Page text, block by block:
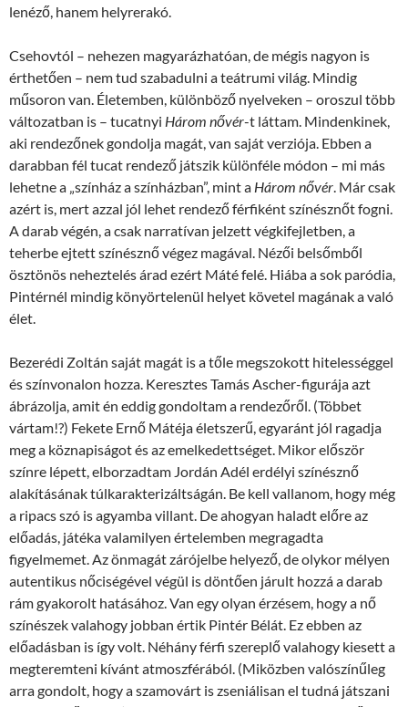
lenéző, hanem helyrerakó.
Csehovtól – nehezen magyarázhatóan, de mégis nagyon is
érthetően – nem tud szabadulni a teátrumi világ. Mindig
műsoron van. Életemben, különböző nyelveken – oroszul több
változatban is – tucatnyi Három nővér-t láttam. Mindenkinek,
aki rendezőnek gondolja magát, van saját verziója. Ebben a
darabban fél tucat rendező játszik különféle módon – mi más
lehetne a „színház a színházban”, mint a Három nővér. Már csak
azért is, mert azzal jól lehet rendező férfiként színésznőt fogni.
A darab végén, a csak narratívan jelzett végkifejletben, a
teherbe ejtett színésznő végez magával. Nézői belsőmből
ösztönös neheztelés árad ezért Máté felé. Hiába a sok paródia,
Pintérnél mindig könyörtelenül helyet követel magának a való
élet.
Bezerédi Zoltán saját magát is a tőle megszokott hitelességgel
és színvonalon hozza. Keresztes Tamás Ascher-figurája azt
ábrázolja, amit én eddig gondoltam a rendezőről. (Többet
vártam!?) Fekete Ernő Mátéja életszerű, egyaránt jól ragadja
meg a köznapiságot és az emelkedettséget. Mikor először
színre lépett, elborzadtam Jordán Adél erdélyi színésznő
alakításának túlkarakterizáltságán. Be kell vallanom, hogy még
a ripacs szó is agyamba villant. De ahogyan haladt előre az
előadás, játéka valamilyen értelemben megragadta
figyelmemet. Az önmagát zárójelbe helyező, de olykor mélyen
autentikus nőciségével végül is döntően járult hozzá a darab
rám gyakorolt hatásához. Van egy olyan érzésem, hogy a nő
színészek valahogy jobban értik Pintér Bélát. Ez ebben az
előadásban is így volt. Néhány férfi szereplő valahogy kiesett a
megteremteni kívánt atmoszférából. (Miközben valószínűleg
arra gondolt, hogy a szamovárt is zseniálisan el tudná játszani